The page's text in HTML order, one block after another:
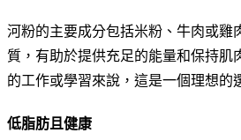
河粉的主要成分包括米粉、牛肉或雞
質，有助於提供充足的能量和保持肌
的工作或學習來說，這是一個理想的
低脂肪且健康